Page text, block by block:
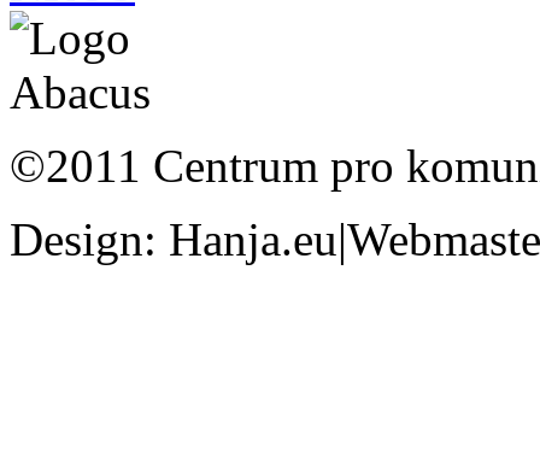
©2011 Centrum pro
Design: